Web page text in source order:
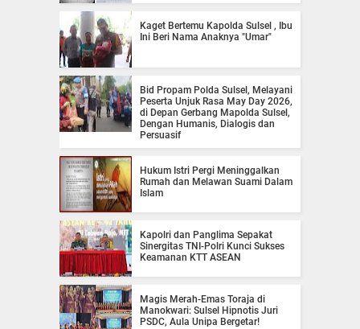
Kaget Bertemu Kapolda Sulsel , Ibu
Ini Beri Nama Anaknya "Umar"
Bid Propam Polda Sulsel, Melayani
Peserta Unjuk Rasa May Day 2026,
di Depan Gerbang Mapolda Sulsel,
Dengan Humanis, Dialogis dan
Persuasif
Hukum Istri Pergi Meninggalkan
Rumah dan Melawan Suami Dalam
Islam
Kapolri dan Panglima Sepakat
Sinergitas TNI-Polri Kunci Sukses
Keamanan KTT ASEAN
Magis Merah-Emas Toraja di
Manokwari: Sulsel Hipnotis Juri
PSDC, Aula Unipa Bergetar!